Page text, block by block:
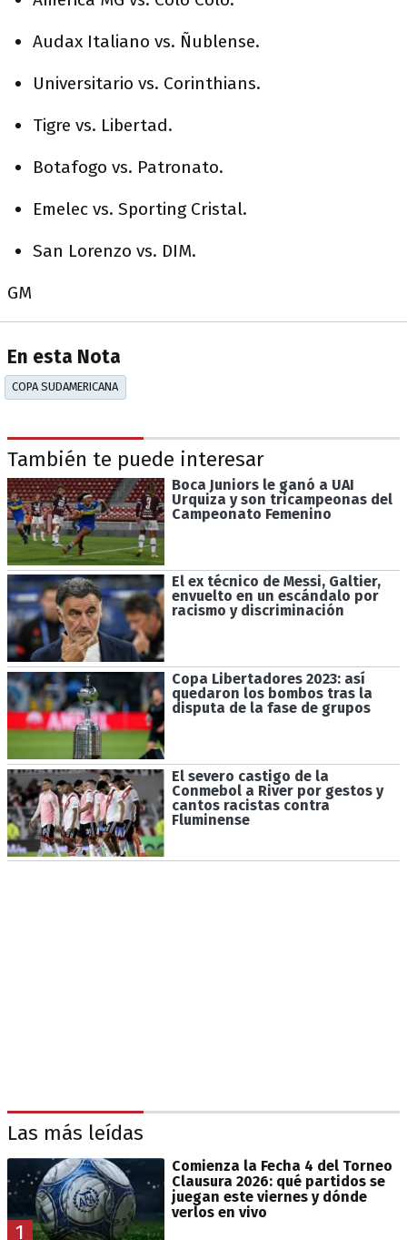
Audax Italiano vs. Ñublense.
Universitario vs. Corinthians.
Tigre vs. Libertad.
Botafogo vs. Patronato.
Emelec vs. Sporting Cristal.
San Lorenzo vs. DIM.
GM
En esta Nota
COPA SUDAMERICANA
También te puede interesar
Boca Juniors le ganó a UAI
Urquiza y son tricampeonas del
Campeonato Femenino
El ex técnico de Messi, Galtier,
envuelto en un escándalo por
racismo y discriminación
Copa Libertadores 2023: así
quedaron los bombos tras la
disputa de la fase de grupos
El severo castigo de la
Conmebol a River por gestos y
cantos racistas contra
Fluminense
Las más leídas
1
Comienza la Fecha 4 del Torneo
Clausura 2026: qué partidos se
juegan este viernes y dónde
verlos en vivo